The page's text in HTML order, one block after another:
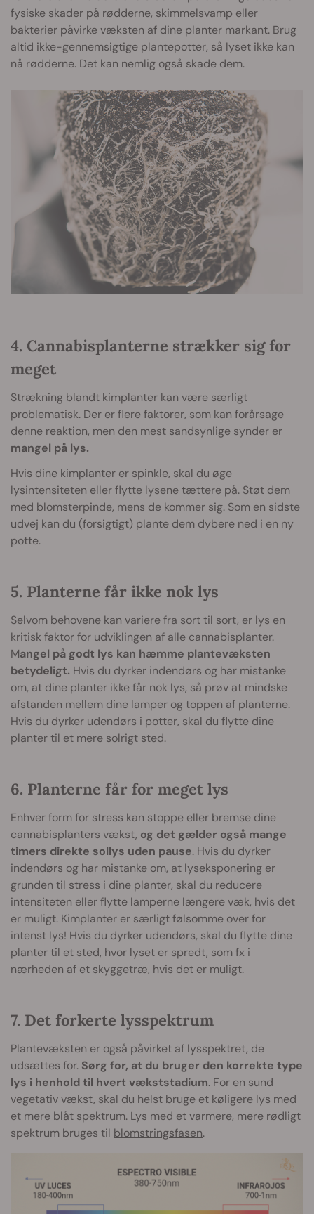
fysiske skader på rødderne, skimmelsvamp eller
bakterier påvirke væksten af dine planter markant. Brug
altid ikke-gennemsigtige plantepotter, så lyset ikke kan
nå rødderne. Det kan nemlig også skade dem.
4. Cannabisplanterne strækker sig for
meget
Strækning blandt kimplanter kan være særligt
problematisk. Der er flere faktorer, som kan forårsage
denne reaktion, men den mest sandsynlige synder er
mangel på lys.
Hvis dine kimplanter er spinkle, skal du øge
lysintensiteten eller flytte lysene tættere på. Støt dem
med blomsterpinde, mens de kommer sig. Som en sidste
udvej kan du (forsigtigt) plante dem dybere ned i en ny
potte.
5. Planterne får ikke nok lys
Selvom behovene kan variere fra sort til sort, er lys en
kritisk faktor for udviklingen af alle cannabisplanter.
Mangel på godt lys kan hæmme plantevæksten
betydeligt. Hvis du dyrker indendørs og har mistanke
om, at dine planter ikke får nok lys, så prøv at mindske
afstanden mellem dine lamper og toppen af planterne.
Hvis du dyrker udendørs i potter, skal du flytte dine
planter til et mere solrigt sted.
6. Planterne får for meget lys
Enhver form for stress kan stoppe eller bremse dine
cannabisplanters vækst, og det gælder også mange
timers direkte sollys uden pause. Hvis du dyrker
indendørs og har mistanke om, at lyseksponering er
grunden til stress i dine planter, skal du reducere
intensiteten eller flytte lamperne længere væk, hvis det
er muligt. Kimplanter er særligt følsomme over for
intenst lys! Hvis du dyrker udendørs, skal du flytte dine
planter til et sted, hvor lyset er spredt, som fx i
nærheden af et skyggetræ, hvis det er muligt.
7. Det forkerte lysspektrum
Plantevæksten er også påvirket af lysspektret, de
udsættes for. Sørg for, at du bruger den korrekte type
lys i henhold til hvert vækststadium. For en sund
vegetativvækst, skal du helst bruge et køligere lys med
et mere blåt spektrum. Lys med et varmere, mere rødligt
spektrum bruges til blomstringsfasen.